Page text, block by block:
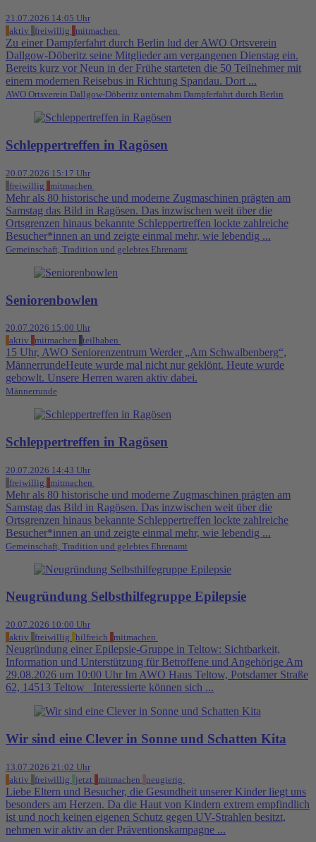
21.07.2026 14:05 Uhr
aktiv
freiwillig mitmachen
Zu einer Dampferfahrt durch Berlin lud der AWO Ortsverein
Dallgow-Döberitz seine Mitglieder am vergangenen Dienstag ein.
Bereits kurz vor Neun in der Frühe starteten die 50 Teilnehmer mit
einem modernen Reisebus in Richtung Spandau. Dort ...
AWO Ortsverein Dallgow-Döberitz unternahm Dampferfahrt durch Berlin
Schleppertreffen in Ragösen
20.07.2026 15:17 Uhr
freiwillig
mitmachen
Mehr als 80 historische und moderne Zugmaschinen prägten am
Samstag das Bild in Ragösen. Das inzwischen weit über die
Ortsgrenzen hinaus bekannte Schleppertreffen lockte zahlreiche
Besucher*innen an und zeigte einmal mehr, wie lebendig ...
Gemeinschaft, Tradition und gelebtes Ehrenamt
Seniorenbowlen
20.07.2026 15:00 Uhr
aktiv
mitmachen teilhaben
15 Uhr, AWO Seniorenzentrum Werder „Am Schwalbenberg“,
MännerrundeHeute wurde mal nicht nur geklönt. Heute wurde
gebowlt. Unsere Herren waren aktiv dabei.
Männerrunde
Schleppertreffen in Ragösen
20.07.2026 14:43 Uhr
freiwillig
mitmachen
Mehr als 80 historische und moderne Zugmaschinen prägten am
Samstag das Bild in Ragösen. Das inzwischen weit über die
Ortsgrenzen hinaus bekannte Schleppertreffen lockte zahlreiche
Besucher*innen an und zeigte einmal mehr, wie lebendig ...
Gemeinschaft, Tradition und gelebtes Ehrenamt
Neugründung Selbsthilfegruppe Epilepsie
20.07.2026 10:00 Uhr
aktiv
freiwillig hilfreich mitmachen
Neugründung einer Epilepsie-Gruppe in Teltow: Sichtbarkeit,
Information und Unterstützung für Betroffene und Angehörige Am
29.08.2026 um 10:00 Uhr Im AWO Haus Teltow, Potsdamer Straße
62, 14513 Teltow Interessierte können sich ...
Wir sind eine Clever in Sonne und Schatten Kita
13.07.2026 21:02 Uhr
aktiv
freiwillig jetzt mitmachen neugierig
Liebe Eltern und Besucher, die Gesundheit unserer Kinder liegt uns
besonders am Herzen. Da die Haut von Kindern extrem empfindlich
ist und noch keinen eigenen Schutz gegen UV-Strahlen besitzt,
nehmen wir aktiv an der Präventionskampagne ...